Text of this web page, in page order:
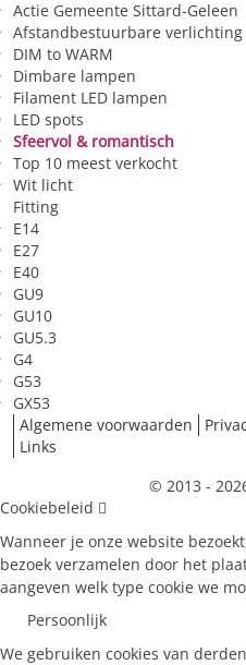
Actie Gemeente Sittard-Geleen
Afstandbestuurbare verlichting
DIM to WARM
Dimbare lampen
Filament LED lampen
LED spots
Sfeervol & romantisch
Top 10 meest verkocht
Wit licht
Fitting
E14
E27
E40
GU9
GU10
GU5.3
G4
G53
GX53
Algemene voorwaarden
Links
© 2013 -
Cookiebeleid
Wanneer je onze website
bezoek verzamelen door het
aangeven welk type cookie we
Persoonlijk
We gebruiken cookies van